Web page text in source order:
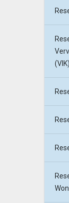
(VIK)